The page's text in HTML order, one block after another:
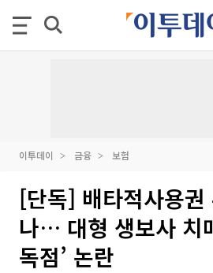
이투데이 금융 보험
[단독] 배타적사용권
나… 대형 생보사 치
독점’ 논란